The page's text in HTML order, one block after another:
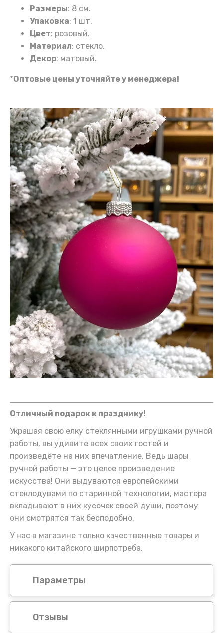
Размеры: 8 см.
Упаковка: 1 шт.
Цвет: розовый.
Материал: стекло.
Декор: матовый.
*Оптовые цены уточняйте у менеджера!
Отличный подарок к празднику!
Украшая свою елку стеклянными игрушками ручной
работы, вы удивите всех своих гостей и
произведёте на них впечатление. Ведь шары
ручной работы — это целое произведение
искусства! Они выдуваются европейскими
стеклодувами по старинной технологии, мастера
вкладывают в них кусочек своей души, поэтому
они смотрятся так бесподобно.
У нас в магазине только качественные товары и
никакого китайского ширпотреба.
Параметры
Отзывы